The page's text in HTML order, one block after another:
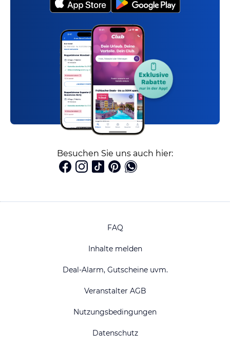
Besuchen Sie uns auch hier:
FAQ
Inhalte melden
Deal-Alarm, Gutscheine uvm.
Veranstalter AGB
Nutzungsbedingungen
Datenschutz